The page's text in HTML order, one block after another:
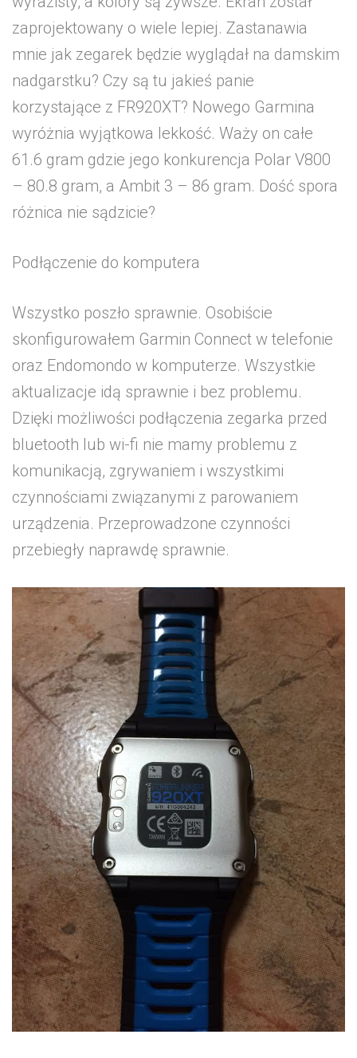
zaprojektowany o wiele lepiej. Zastanawia
mnie jak zegarek będzie wyglądał na damskim
nadgarstku? Czy są tu jakieś panie
korzystające z FR920XT? Nowego Garmina
wyróżnia wyjątkowa lekkość. Waży on całe
61.6 gram gdzie jego konkurencja Polar V800
– 80.8 gram, a Ambit 3 – 86 gram. Dość spora
różnica nie sądzicie?
Podłączenie do komputera
Wszystko poszło sprawnie. Osobiście
skonfigurowałem Garmin Connect w telefonie
oraz Endomondo w komputerze. Wszystkie
aktualizacje idą sprawnie i bez problemu.
Dzięki możliwości podłączenia zegarka przed
bluetooth lub wi-fi nie mamy problemu z
komunikacją, zgrywaniem i wszystkimi
czynnościami związanymi z parowaniem
urządzenia. Przeprowadzone czynności
przebiegły naprawdę sprawnie.